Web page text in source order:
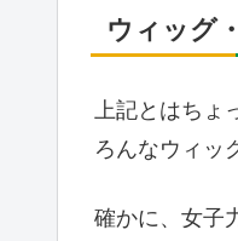
ウィッグ
上記とはち
ろんなウィッ
確かに、女子